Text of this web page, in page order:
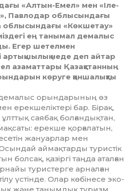
«Алтын-Емел» мен «Іле-
Павлодар облысындағы
облы­сындағы «Көкшетау»
ең танымал демалыс
Егер шетелмен
артықшылық неде деп айтар
азаматтары Қазақстанның
көруге қаншалықты
демалыс орын­дары­ның өз
ерек­шеліктері бар. Бірақ,
саябақ болғандықтан,
ерекше қорғалатын,
жануарлар мен
Осындай аймақтарды туристік
болсақ, қазіргі таңда аталған
туристерге арналған
үстінде. Олар көбінесе эко­